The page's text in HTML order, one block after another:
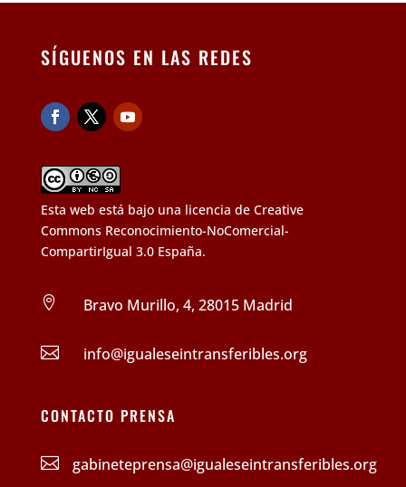
SÍGUENOS EN LAS REDES
Esta web está bajo una licencia de Creative
Commons Reconocimiento-NoComercial-
CompartirIgual 3.0 España.
 Bravo Murillo, 4, 28015 Madrid
 info@igualeseintransferibles.org
CONTACTO PRENSA
 gabineteprensa@igualeseintransferibles.org